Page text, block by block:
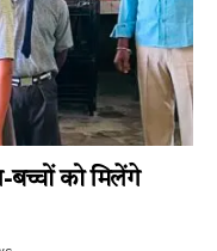
बच्चों को मिलेंगे